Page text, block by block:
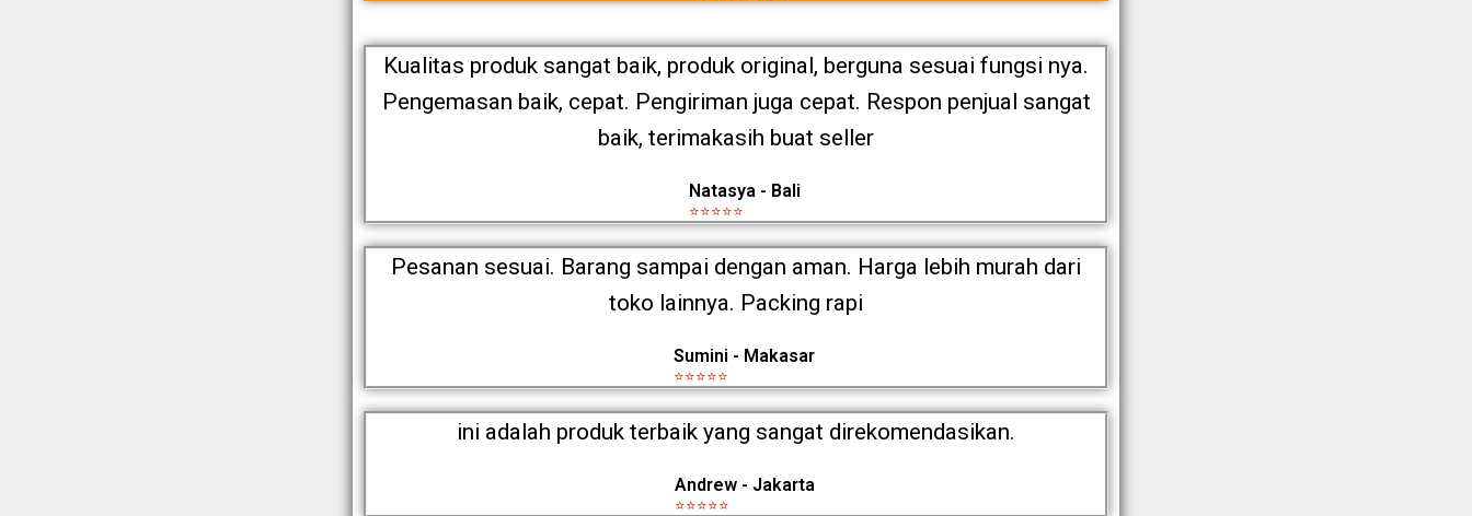
Kualitas produk sangat baik, produk original, berguna sesuai fungsi nya.
Pengemasan baik, cepat. Pengiriman juga cepat. Respon penjual sangat
baik, terimakasih buat seller
Natasya - Bali
⭐⭐⭐⭐⭐
Pesanan sesuai. Barang sampai dengan aman. Harga lebih murah dari
toko lainnya. Packing rapi
Sumini - Makasar
⭐⭐⭐⭐⭐
ini adalah produk terbaik yang sangat direkomendasikan.
Andrew - Jakarta
⭐⭐⭐⭐⭐